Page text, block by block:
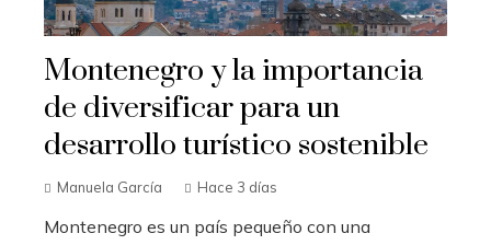
Montenegro y la importancia
de diversificar para un
desarrollo turístico sostenible
Manuela García Hace 3 días
Montenegro es un país pequeño con una